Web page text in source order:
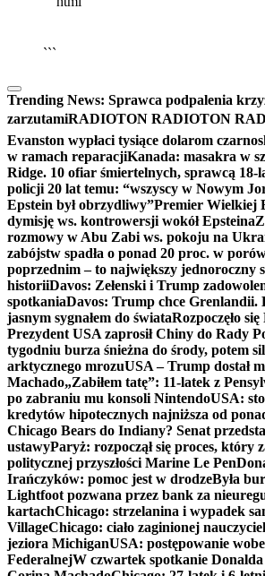
```
Trending News: Sprawca podpalenia
zarzutamiRADIOTON RADIOTON
Evanston wypłaci tysiące dolarom
w ramach reparacjiKanada: masakra w
Ridge. 10 ofiar śmiertelnych, sprawcą 18-
policji 20 lat temu: “wszyscy w Nowym
Epstein był obrzydliwy”Premier Wielkiej
dymisję ws. kontrowersji wokół Epsteina
rozmowy w Abu Zabi ws. pokoju na
zabójstw spadła o ponad 20 proc. w
poprzednim – to największy jednoroczny
historiiDavos: Zełenski i Trump
spotkaniaDavos: Trump chce Grenlandii.
jasnym sygnałem do świataRozpoczęło
Prezydent USA zaprosił Chiny do Rady
tygodniu burza śnieżna do środy, potem
arktycznego mrozuUSA – Trump dostał
Machado„Zabiłem tatę”: 11-latek z
po zabraniu mu konsoli NintendoUSA:
kredytów hipotecznych najniższa od
Chicago Bears do Indiany? Senat
ustawyParyż: rozpoczął się proces, który
politycznej przyszłości Marine Le Pen
Irańczyków: pomoc jest w drodzeByła
Lightfoot pozwana przez bank za
kartachChicago: strzelanina i wypadek
VillageChicago: ciało zaginionej
jeziora MichiganUSA: postępowanie
FederalnejW czwartek spotkanie